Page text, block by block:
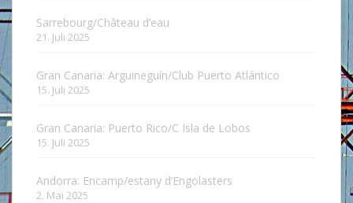
Sarrebourg/Château d’eau
21. Juli 2025
Gran Canaria: Arguineguín/Club Puerto Atlántico
15. Juli 2025
Gran Canaria: Puerto Rico/C Isla de Lobos
15. Juli 2025
Andorra: Encamp/estany d’Engolasters
2. Mai 2025